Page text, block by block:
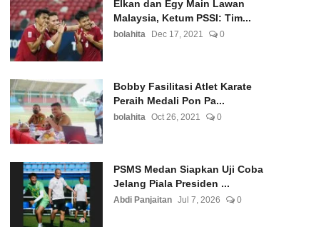
Elkan dan Egy Main Lawan
Malaysia, Ketum PSSI: Tim...
bolahita Dec 17, 2021 0
Bobby Fasilitasi Atlet Karate
Peraih Medali Pon Pa...
bolahita Oct 26, 2021 0
PSMS Medan Siapkan Uji Coba
Jelang Piala Presiden ...
Abdi Panjaitan Jul 7, 2026 0